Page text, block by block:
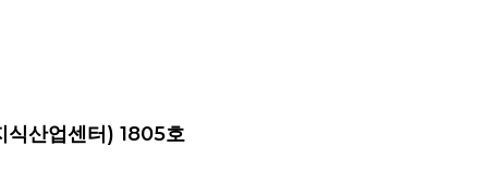
식산업센터) 1805호